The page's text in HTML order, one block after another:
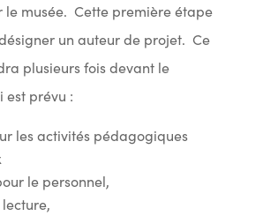
le musée. Cette première étape
un auteur de projet. Ce
plusieurs fois devant le
est prévu :
les activités pédagogiques
le personnel,